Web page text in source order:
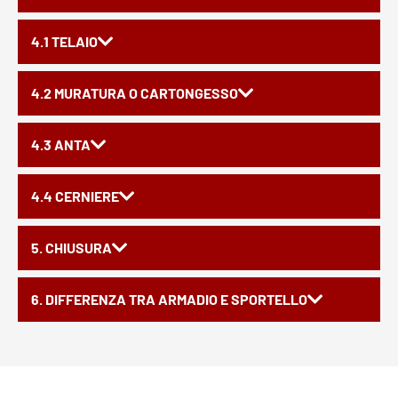
4.1 TELAIO
4.2 MURATURA O CARTONGESSO
4.3 ANTA
4.4 CERNIERE
5. CHIUSURA
6. DIFFERENZA TRA ARMADIO E SPORTELLO